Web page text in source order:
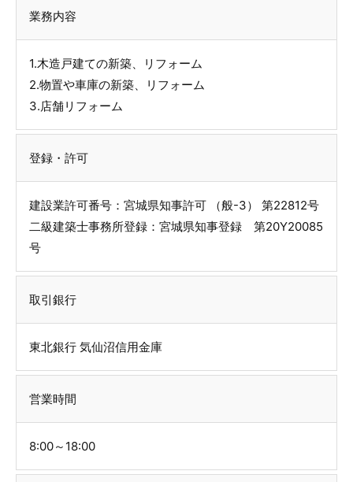
業務内容
1.木造戸建ての新築、リフォーム
2.物置や車庫の新築、リフォーム
3.店舗リフォーム
登録・許可
建設業許可番号：宮城県知事許可 （般-3） 第22812号
二級建築士事務所登録：宮城県知事登録 第20Y20085
号
取引銀行
東北銀行 気仙沼信用金庫
営業時間
8:00～18:00